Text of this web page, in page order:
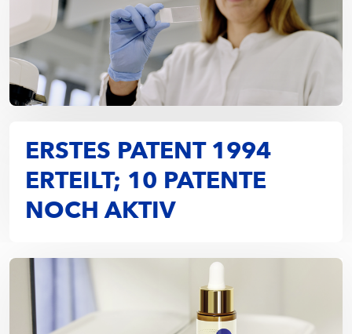
ERSTES PATENT 1994
ERTEILT; 10 PATENTE
NOCH AKTIV